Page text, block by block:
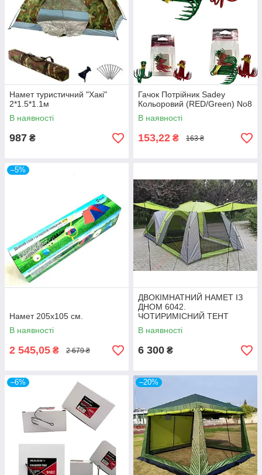
Намет туристичний "Хакі"
2*1.5*1.1м
В наявності
987 ₴
Гачок Потрійник Sadey
Кольоровий (RED/Green) No8
В наявності
153,22 ₴ 163 ₴
–5%
Намет 205х105 см.
В наявності
2 545,05 ₴ 2 679 ₴
ДВОКІМНАТНИЙ НАМЕТ ІЗ
ДНОМ 6042.
ЧОТИРИМІСНИЙ ТЕНТ
Д(220+260)*Ш260*В170/200С
М
В наявності
6 300 ₴
–6% –20%